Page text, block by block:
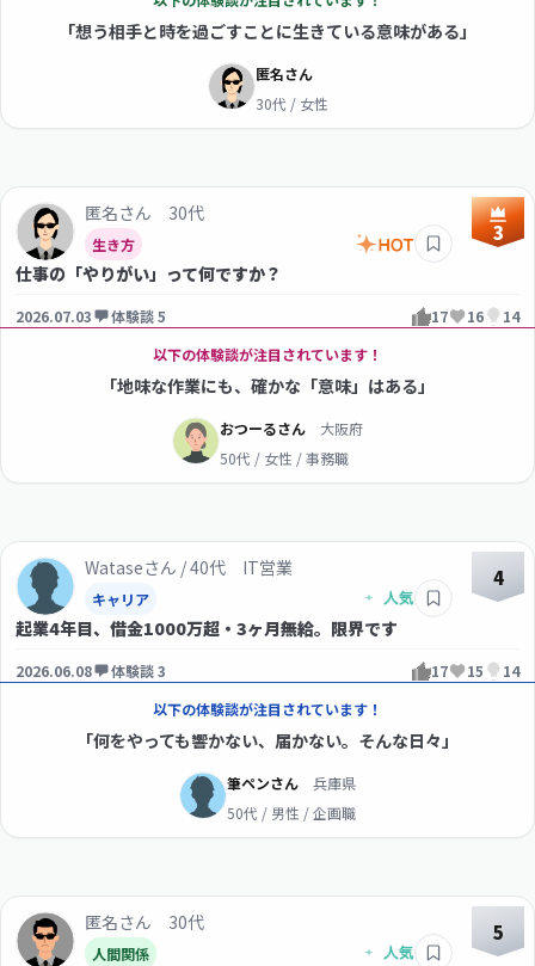
「想う相手と時を過ごすことに生きている意味がある」
匿名さん
30代 / 女性
3
生き方
匿名さん 30代
仕事の「やりがい」って何ですか？
2026.07.03 体験談 5 17 16
14
以下の体験談が注目されています！
「地味な作業にも、確かな「意味」はある」
おつーるさん
大阪府
50代 / 女性 / 事務職
4
キャリア
Wataseさん / 40代 IT営業
起業4年目、借金1000万超・3ヶ月無給。限界です
2026.06.08 体験談 3 17 15
14
以下の体験談が注目されています！
「何をやっても響かない、届かない。そんな日々」
筆ペンさん
兵庫県
50代 / 男性 / 企画職
5
人間関係
匿名さん 30代